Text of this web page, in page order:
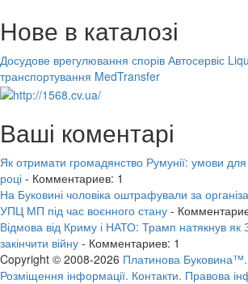
Нове в каталозі
Досудове врегулювання спорів Автосервіс
транспортування MedTransfer
Ваші коментарі
Як отримати громадянство Румунії: умови
році - Комментариев: 1
На Буковині чоловіка оштрафували за
УПЦ МП під час воєнного стану -
Відмова від Криму і НАТО: Трамп натякнув
закінчити війну - Комментариев: 1
Copyright © 2008-2026 Платинова Буковина™.
Розміщення інформації. Контакти. Правова